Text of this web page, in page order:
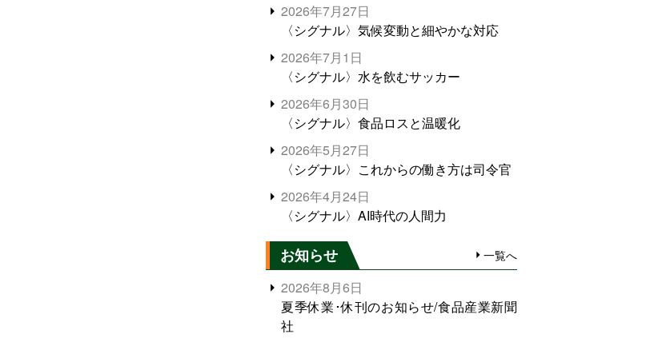
2026年7月27日
〈シグナル〉気候変動と細やかな対応
2026年7月1日
〈シグナル〉水を飲むサッカー
2026年6月30日
〈シグナル〉食品ロスと温暖化
2026年5月27日
〈シグナル〉これからの働き方は司令官
2026年4月24日
〈シグナル〉AI時代の人間力
お知らせ 一覧へ
2026年8月6日
夏季休業･休刊のお知らせ/食品産業新聞
社